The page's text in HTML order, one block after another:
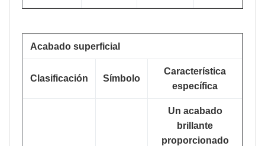
Acabado superficial
Clasificación Símbolo
Característica
específica
Un acabado
brillante
proporcionado